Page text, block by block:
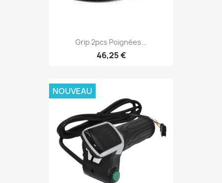
Grip 2pcs Poignées...
46,25 €
NOUVEAU